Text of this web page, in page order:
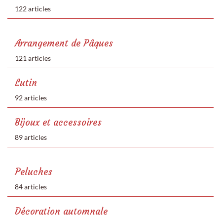
122 articles
Arrangement de Pâques
121 articles
Lutin
92 articles
Bijoux et accessoires
89 articles
Peluches
84 articles
Décoration automnale